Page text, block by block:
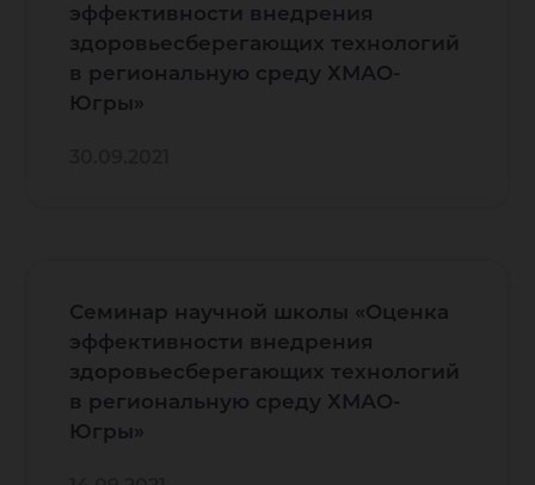
эффективности внедрения
здоровьесберегающих технологий
в региональную среду ХМАО-
Югры»
Семинар научной школы «Оценка
эффективности внедрения
здоровьесберегающих технологий
в региональную среду ХМАО-
Югры»